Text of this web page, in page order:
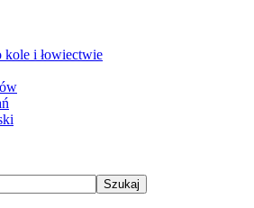
kole i łowiectwie